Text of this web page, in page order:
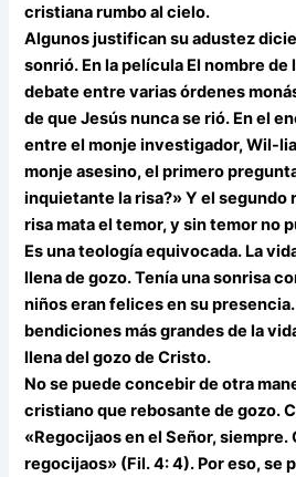
cristiana rumbo al cielo.
Algunos justifican su adustez
sonrió. En la película El nombre de
debate entre varias órdenes
de que Jesús nunca se rió. En el
entre el monje investigador, Wil-
monje asesino, el primero
inquietante la risa?» Y el segundo
risa mata el temor, y sin temor no
Es una teología equivocada. La
llena de gozo. Tenía una sonrisa
niños eran felices en su presencia.
bendiciones más grandes de la
llena del gozo de Cristo.
No se puede concebir de otra
cristiano que rebosante de gozo.
«Regocijaos en el Señor, siempre.
regocijaos» (Fil. 4: 4). Por eso, se